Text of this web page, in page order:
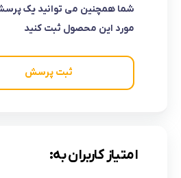
شما همچنین می توانید یک
مورد این محصول ثبت کنید
ثبت پرسش
امتیاز کاربران به: